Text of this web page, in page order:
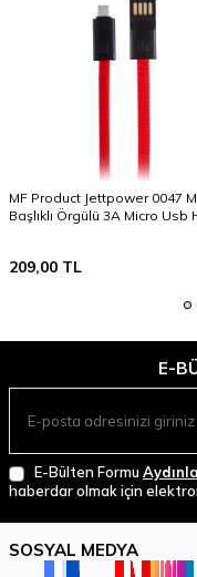
MF Product Jettpower 0047
Başlıklı Örgülü 3A Micro Usb
209,00 TL
E-
E-Bülten Formu
haberdar olmak için
SOSYAL MEDYA